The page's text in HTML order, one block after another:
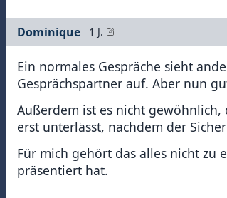
Dominique 1 J.
Ein normales Gespräche sieht
Gesprächspartner auf. Aber nun
Außerdem ist es nicht gewöhnlich,
erst unterlässt, nachdem der
Für mich gehört das alles nicht zu
präsentiert hat.